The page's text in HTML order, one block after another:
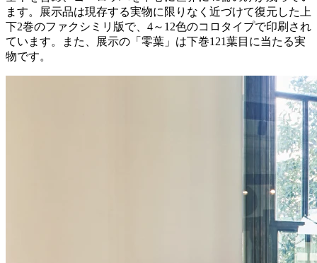
ます。展示品は現存する実物に限りなく近づけて復元した上
下2巻のファクシミリ版で、4～12色のコロタイプで印刷され
ています。また、展示の「零葉」は下巻121葉目に当たる実
物です。